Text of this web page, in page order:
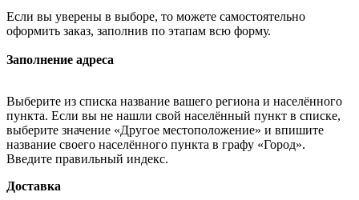
Если вы уверены в выборе, то можете самостоятельно
оформить заказ, заполнив по этапам всю форму.
Заполнение адреса
Выберите из списка название вашего региона и населённого
пункта. Если вы не нашли свой населённый пункт в списке,
выберите значение «Другое местоположение» и впишите
название своего населённого пункта в графу «Город».
Введите правильный индекс.
Доставка